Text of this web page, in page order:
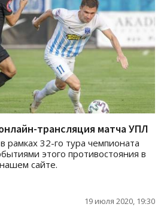
трансляция матча УПЛ
рамках 32-го тура чемпионата
этого противостояния в
сайте.
19 июля 2020, 19:30